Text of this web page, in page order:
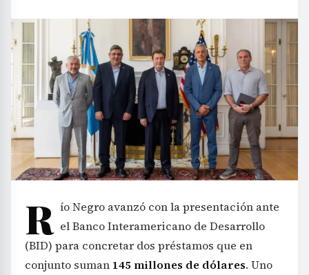
R ío Negro avanzó con la presentación ante
el Banco Interamericano de Desarrollo
(BID) para concretar dos préstamos que en
conjunto suman 145 millones de dólares. Uno